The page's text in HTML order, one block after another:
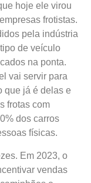
hoje ele virou
frotistas.
pela indústria
de veículo
na ponta.
vai servir para
que já é delas e
frotas com
dos carros
físicas.
Em 2023, o
vendas